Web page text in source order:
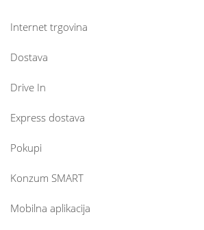
Internet trgovina
Dostava
Drive In
Express dostava
Pokupi
Konzum SMART
Mobilna aplikacija